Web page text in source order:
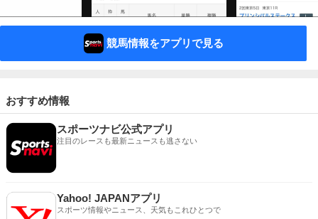
競馬情報をアプリで見る
おすすめ情報
スポーツナビ公式アプリ
注目のレースも最新ニュースも逃さない
Yahoo! JAPANアプリ
スポーツ情報やニュース、天気もこれひとつで